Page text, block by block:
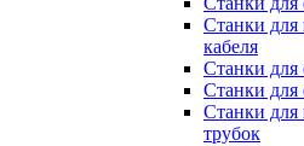
Станки для
кабеля
Станки для
Станки для
Станки для
трубок